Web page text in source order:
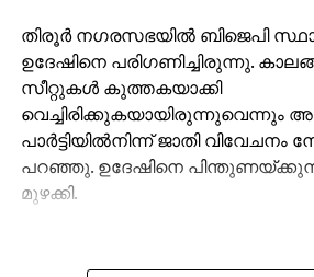
തിരൂര്‍ നഗരസഭയില്‍ ബിജെപി
ഉദേഷിനെ പരിഗണിച്ചിരുന്നു.
സീറ്റുകള്‍ കുത്തകയാക്കി
വെച്ചിരിക്കുകയായിരുന്നുവെന്നും
പാര്‍ട്ടിയില്‍നിന്ന് ജാതി വിവേചനം
പറഞ്ഞു. ഉദേഷിനെ
മുഴക്കി.